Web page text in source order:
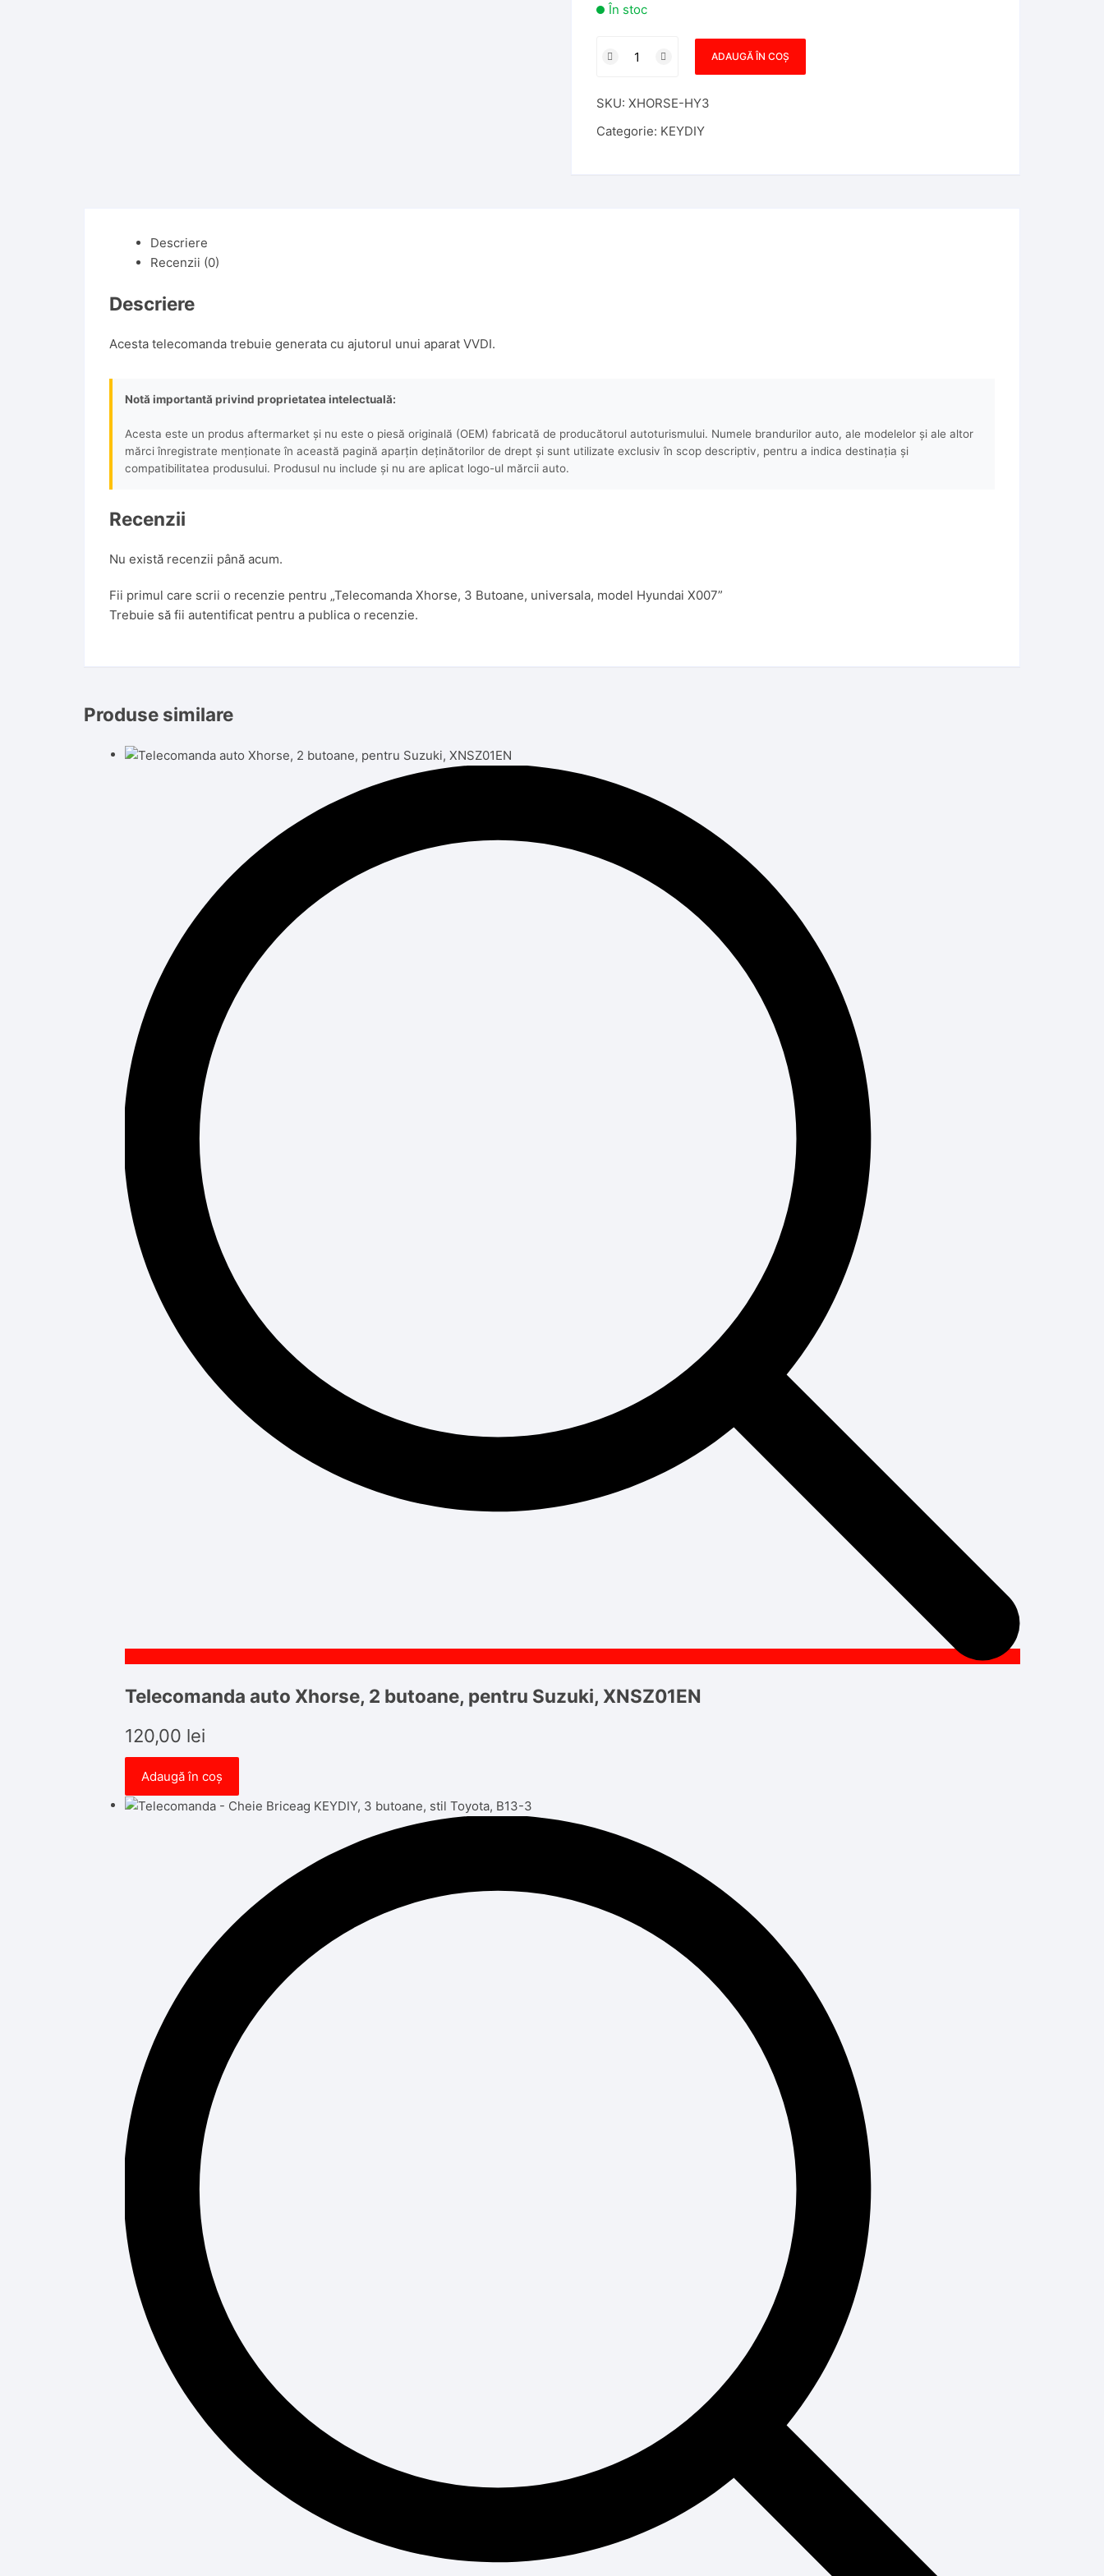
În stoc
Telecomanda
3
Butoane,
universala,
ADAUGĂ ÎN COȘ
SKU: XHORSE-HY3
Categorie: KEYDIY
Descriere
Recenzii (0)
Descriere
Acesta telecomanda trebuie generata cu ajutorul unui aparat VVDI.
Notă importantă privind proprietatea intelectuală:
Acesta este un produs aftermarket și nu este o piesă originală (OEM) fabricată de producătorul autoturismului. Numele brandurilor auto, ale modelelor și ale altor
mărci înregistrate menționate în această pagină aparțin deținătorilor de drept și sunt utilizate exclusiv în scop descriptiv, pentru a indica destinația și
compatibilitatea produsului. Produsul nu include și nu are aplicat logo-ul mărcii auto.
Recenzii
Nu există recenzii până acum.
Fii primul care scrii o recenzie pentru „Telecomanda Xhorse, 3 Butoane, universala, model Hyundai X007”
Trebuie să fii autentificat pentru a publica o recenzie.
Produse similare
Telecomanda auto Xhorse, 2 butoane, pentru Suzuki, XNSZ01EN
120,00 lei
Adaugă în coș